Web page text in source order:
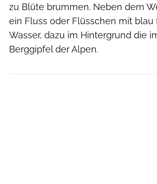
zu Blüte brummen. Neben dem
ein Fluss oder Flüsschen mit
Wasser, dazu im Hintergrund die
Berggipfel der Alpen.